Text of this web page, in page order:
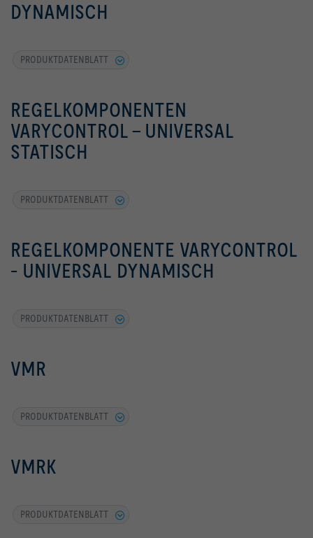
DYNAMISCH
PRODUKTDATENBLATT
REGELKOMPONENTEN
VARYCONTROL - UNIVERSAL
STATISCH
PRODUKTDATENBLATT
REGELKOMPONENTE VARYCONTROL
- UNIVERSAL DYNAMISCH
PRODUKTDATENBLATT
VMR
PRODUKTDATENBLATT
VMRK
PRODUKTDATENBLATT